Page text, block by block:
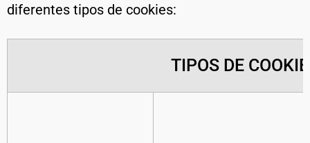
diferentes tipos de cookies:
TIPOS DE